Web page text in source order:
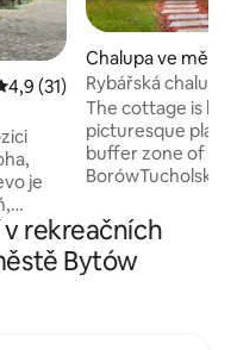
hodnocení 4,9 z 5,
4,9 (31)
je
po
Chalupa ve
Rybářská chalupa
The cottage is
picturesque
buffer zone of
2000. Nedaleko
propojených
jízda na kajaku.
rekreačních
Bytów